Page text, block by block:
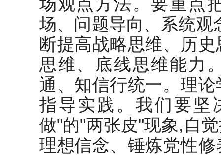
场、问题导向、系统观
断提高战略思维、历
思维、底线思维能力
通、知信行统一。理
指导实践。我们要坚
做"的"两张皮"现象,自
理想信念、锤炼党性